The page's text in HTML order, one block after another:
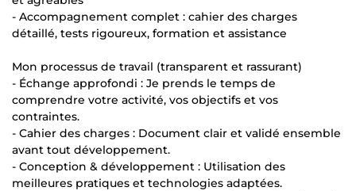
- Accompagnement complet : cahier des charges
détaillé, tests rigoureux, formation et assistance
Mon processus de travail (transparent et rassurant)
- Échange approfondi : Je prends le temps de
comprendre votre activité, vos objectifs et vos
contraintes.
- Cahier des charges : Document clair et validé ensemble
avant tout développement.
- Conception & développement : Utilisation des
meilleures pratiques et technologies adaptées.